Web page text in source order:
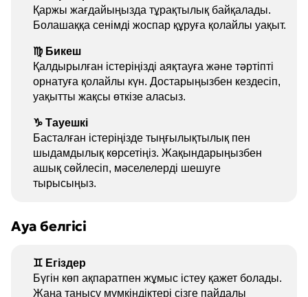
Қаржы жағдайыңызда тұрақтылық байқалады.
Болашаққа сенімді жоспар құруға қолайлы уақыт.
♍ Бикеш
Қалдырылған істеріңізді аяқтауға және тәртіпті
орнатуға қолайлы күн. Достарыңызбен кездесіп,
уақытты жақсы өткізе аласыз.
♑ Тауешкі
Басталған істеріңізде тыңғылықтылық пен
шыдамдылық көрсетіңіз. Жақындарыңызбен
ашық сөйлесіп, мәселелерді шешуге
тырысыңыз.
Ауа белгісі
♊ Егіздер
Бүгін көп ақпаратпен жұмыс істеу қажет болады.
Жаңа танысу мүмкіндіктері сізге пайдалы